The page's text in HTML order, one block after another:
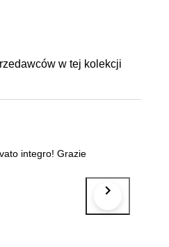
w tej kolekcji
integro! Grazie